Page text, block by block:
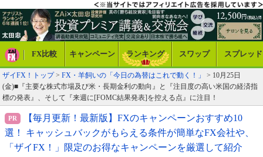
FX比較 キャンペーン ランキング スワップ スプレッド
ザイFX！トップ> FX・羊飼いの「今日の為替はこれで動く！」
> 10月25日
(金)■『主要な株式市場及び米・長期金利の動向』と『注目度の高い米国の経済指
標の発表』、そして『来週に[FOMC結果発表]を控える点』に注目！
【毎月更新！最新版】FXのキャンペーンおすすめ10
選！ キャッシュバックがもらえる条件が簡単なFX会社や、
「ザイFX！」限定のお得なキャンペーンを厳選して紹介